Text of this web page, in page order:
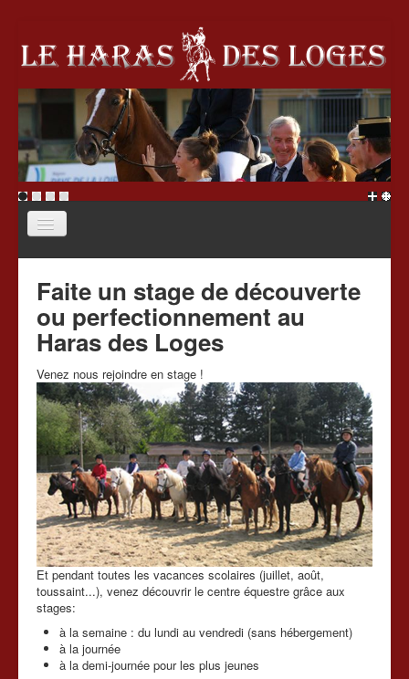
Le haras
École d'équitation
Stages
Tarifs
Les news du club
Association
Chevaux à vendre
Nous contacter
Faite un stage de découverte
ou perfectionnement au
Haras des Loges
Venez nous rejoindre en stage !
Et pendant toutes les vacances scolaires (juillet, août,
toussaint...), venez découvrir le centre équestre grâce aux
stages:
à la semaine : du lundi au vendredi (sans hébergement)
à la journée
à la demi-journée pour les plus jeunes